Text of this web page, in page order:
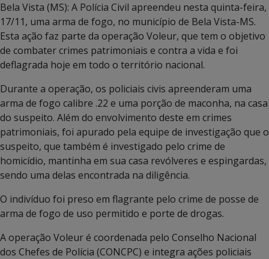
Bela Vista (MS): A Polícia Civil apreendeu nesta quinta-feira,
17/11, uma arma de fogo, no município de Bela Vista-MS.
Esta ação faz parte da operação Voleur, que tem o objetivo
de combater crimes patrimoniais e contra a vida e foi
deflagrada hoje em todo o território nacional.
Durante a operação, os policiais civis apreenderam uma
arma de fogo calibre .22 e uma porção de maconha, na casa
do suspeito. Além do envolvimento deste em crimes
patrimoniais, foi apurado pela equipe de investigação que o
suspeito, que também é investigado pelo crime de
homicídio, mantinha em sua casa revólveres e espingardas,
sendo uma delas encontrada na diligência.
O indivíduo foi preso em flagrante pelo crime de posse de
arma de fogo de uso permitido e porte de drogas.
A operação Voleur é coordenada pelo Conselho Nacional
dos Chefes de Polícia (CONCPC) e integra ações policiais